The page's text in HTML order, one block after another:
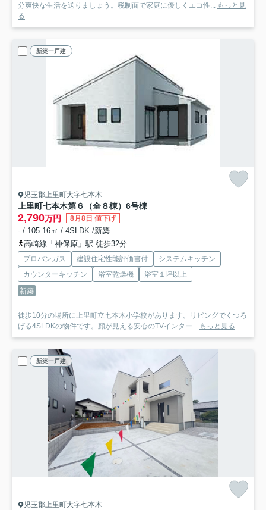
分爽快な生活を送りましょう。税制面で家庭に優しくエコ性...
もっと見
る
新築一戸建
児玉郡上里町大字七本木
上里町七本木第６（全８棟）6号棟
2,790万円 8月8日 値下げ
- / 105.16㎡ / 4SLDK /新築
高崎線「神保原」駅 徒歩32分
プロパンガス 建設住宅性能評価書付
システムキッチン
カウンターキッチン
浴室乾燥機
浴室１坪以上
新築
徒歩10分の場所に上里町立七本木小学校があります。リビングでくつろ
げる4SLDKの物件です。顔が見える安心のTVインター...
もっと見る
新築一戸建
児玉郡上里町大字七本木